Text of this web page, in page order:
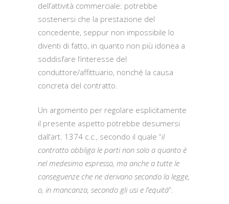
dell’attività commerciale: potrebbe
sostenersi che la prestazione del
concedente, seppur non impossibile lo
diventi di fatto, in quanto non più idonea a
soddisfare l’interesse del
conduttore/affittuario, nonché la causa
concreta del contratto.
Un argomento per regolare esplicitamente
il presente aspetto potrebbe desumersi
dall’art. 1374 c.c., secondo il quale “il
contratto obbliga le parti non solo a quanto è
nel medesimo espresso, ma anche a tutte le
conseguenze che ne derivano secondo la legge,
o, in mancanza, secondo gli usi e l’equità”.